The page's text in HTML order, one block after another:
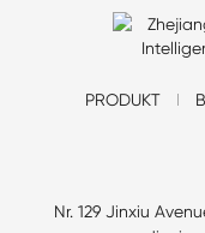
PRODUKT
Nr. 129 Jinxiu